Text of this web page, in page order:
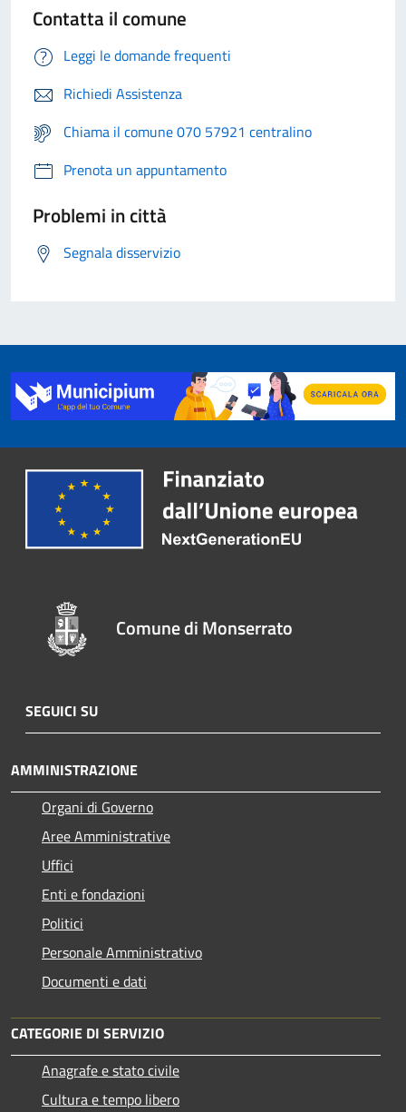
Contatta il comune
Leggi le domande frequenti
Richiedi Assistenza
Chiama il comune 070 57921 centralino
Prenota un appuntamento
Problemi in città
Segnala disservizio
Comune di Monserrato
SEGUICI SU
AMMINISTRAZIONE
Organi di Governo
Aree Amministrative
Uffici
Enti e fondazioni
Politici
Personale Amministrativo
Documenti e dati
CATEGORIE DI SERVIZIO
Anagrafe e stato civile
Cultura e tempo libero